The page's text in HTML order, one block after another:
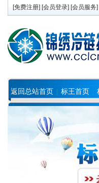
[免费注册] [会员登录] [会员服务]
返回总站首页 标王首页